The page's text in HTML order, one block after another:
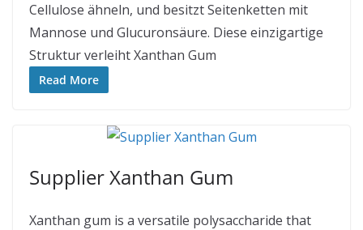
Cellulose ähneln, und besitzt Seitenketten mit
Mannose und Glucuronsäure. Diese einzigartige
Struktur verleiht Xanthan Gum
Read More
Supplier Xanthan Gum
Xanthan gum is a versatile polysaccharide that